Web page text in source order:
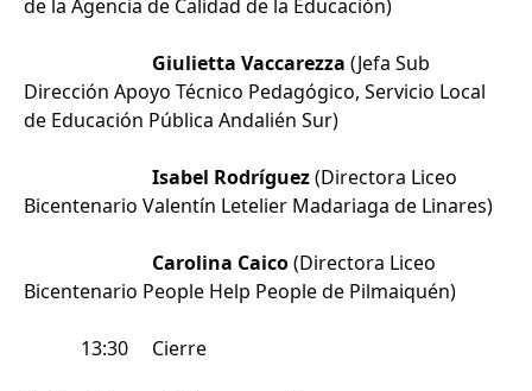
de la Agencia de Calidad de la Educación)
Giulietta Vaccarezza (Jefa Sub
Dirección Apoyo Técnico Pedagógico, Servicio Local
de Educación Pública Andalién Sur)
Isabel Rodríguez(Directora Liceo
Bicentenario Valentín Letelier Madariaga de Linares)
Carolina Caico(Directora Liceo
Bicentenario People Help People de Pilmaiquén)
13:30 Cierre